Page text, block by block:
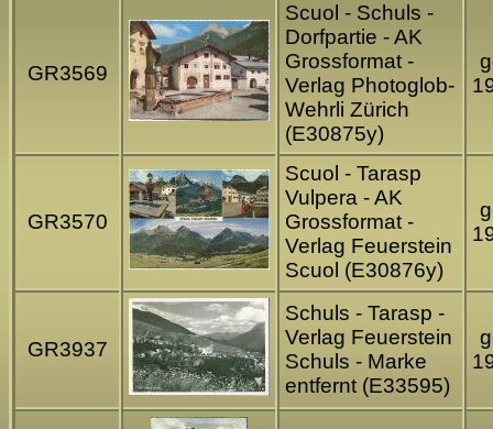
GR3569
Scuol - Schuls -
Dorfpartie - AK
Grossformat -
Verlag Photoglob-
Wehrli Zürich
(E30875y)
GR3570
Scuol - Tarasp
Vulpera - AK
Grossformat -
Verlag Feuerstein
Scuol (E30876y)
GR3937
Schuls - Tarasp -
Verlag Feuerstein
Schuls - Marke
entfernt (E33595)